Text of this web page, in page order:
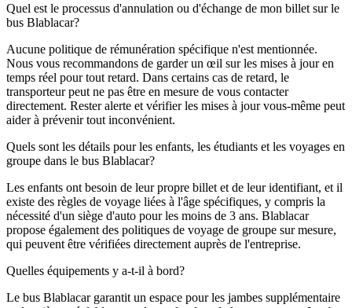
Quel est le processus d'annulation ou d'échange de mon billet sur le
bus Blablacar?
Aucune politique de rémunération spécifique n'est mentionnée.
Nous vous recommandons de garder un œil sur les mises à jour en
temps réel pour tout retard. Dans certains cas de retard, le
transporteur peut ne pas être en mesure de vous contacter
directement. Rester alerte et vérifier les mises à jour vous-même peut
aider à prévenir tout inconvénient.
Quels sont les détails pour les enfants, les étudiants et les voyages en
groupe dans le bus Blablacar?
Les enfants ont besoin de leur propre billet et de leur identifiant, et il
existe des règles de voyage liées à l'âge spécifiques, y compris la
nécessité d'un siège d'auto pour les moins de 3 ans. Blablacar
propose également des politiques de voyage de groupe sur mesure,
qui peuvent être vérifiées directement auprès de l'entreprise.
Quelles équipements y a-t-il à bord?
Le bus Blablacar garantit un espace pour les jambes supplémentaire